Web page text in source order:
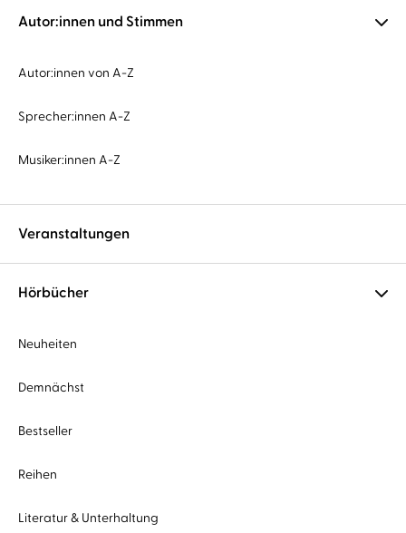
Autor:innen und Stimmen
Autor:innen von A-Z
Sprecher:innen A-Z
Musiker:innen A-Z
Veranstaltungen
Hörbücher
Neuheiten
Demnächst
Bestseller
Reihen
Literatur & Unterhaltung